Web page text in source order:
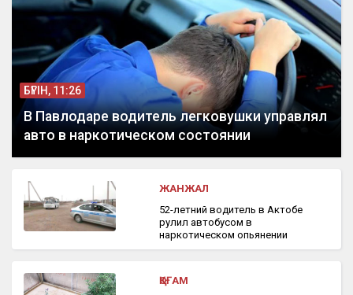
сертификат берілген
БҮГІН, 11:26
В Павлодаре водитель легковушки управлял
авто в наркотическом состоянии
ЖАНЖАЛ
52-летний водитель в Актобе
рулил автобусом в
наркотическом опьянении
ҚОҒАМ